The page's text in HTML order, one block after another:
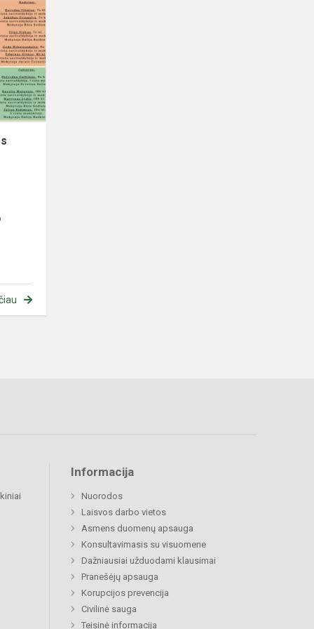
Matematikos
KENGŪROS
konkursas
Informacija
Nuorodos
Laisvos darbo vietos
Asmens duomenų apsauga
Konsultavimasis su visuomene
Dažniausiai užduodami klausimai
Pranešėjų apsauga
Korupcijos prevencija
Civilinė sauga
Teisinė informacija